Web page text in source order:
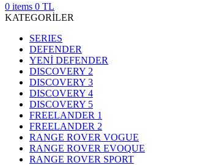
0 items 0 TL
KATEGORİLER
SERIES
DEFENDER
YENİ DEFENDER
DISCOVERY 2
DISCOVERY 3
DISCOVERY 4
DISCOVERY 5
FREELANDER 1
FREELANDER 2
RANGE ROVER VOGUE
RANGE ROVER EVOQUE
RANGE ROVER SPORT